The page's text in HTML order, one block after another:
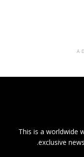
This is a worldwide
exclusive